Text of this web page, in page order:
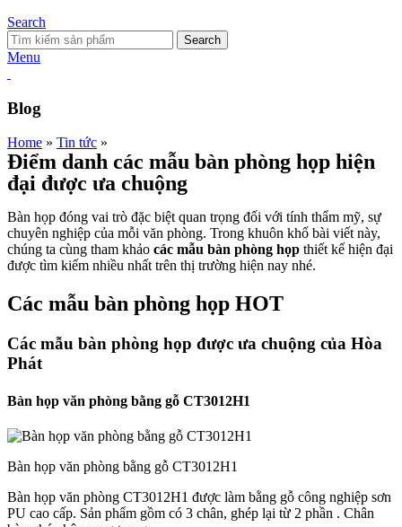
Search
Search
Menu
Blog
Home » Tin tức »
Điểm danh các mẫu bàn phòng họp hiện
đại được ưa chuộng
Bàn họp đóng vai trò đặc biệt quan trọng đối với tính thẩm mỹ, sự
chuyên nghiệp của mỗi văn phòng. Trong khuôn khổ bài viết này,
chúng ta cùng tham khảo các mẫu bàn phòng họp thiết kế hiện đại
được tìm kiếm nhiều nhất trên thị trường hiện nay nhé.
Các mẫu bàn phòng họp HOT
Các mẫu bàn phòng họp được ưa chuộng của Hòa
Phát
Bàn họp văn phòng bằng gỗ CT3012H1
Bàn họp văn phòng bằng gỗ CT3012H1
Bàn họp văn phòng CT3012H1 được làm bằng gỗ công nghiệp sơn
PU cao cấp. Sản phẩm gồm có 3 chân, ghép lại từ 2 phần . Chân